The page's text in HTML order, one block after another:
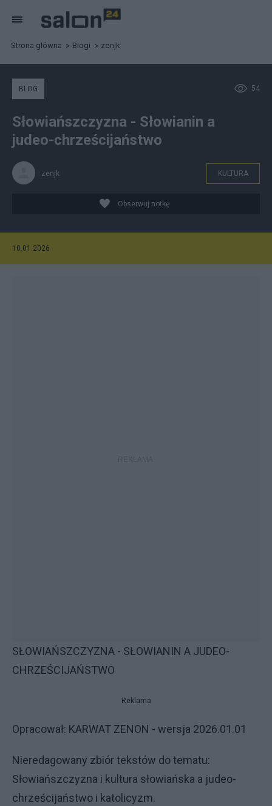
Strona główna Blogi zenjk
54
BLOG
Słowiańszczyzna - Słowianin a
judeo-chrześcijaństwo
zenjk KULTURA
Obserwuj notkę
10.01.2026
SŁOWIAŃSZCZYZNA - SŁOWIANIN A JUDEO-
CHRZEŚCIJAŃSTWO
Reklama
Opracował: KARWAT ZENON - wersja 2026.01.01
Nieredagowany zbiór tekstów do tematu:
Słowiańszczyzna i kultura słowiańska a judeo-
chrześcijaństwo i katolicyzm.